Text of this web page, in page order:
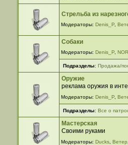
Стрельба из
Модераторы:Denis_P ,
Собаки
Модераторы:Denis_P ,
Подразделы: Продажа/
Оружие
реклама оружия в
Модераторы:Denis_P ,
Подразделы: Все о
Мастерская
Своими руками
Модераторы:Ducks ,Ветер